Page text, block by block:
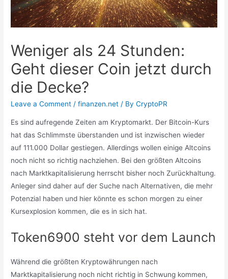
Weniger als 24 Stunden:
Geht dieser Coin jetzt durch
die Decke?
Leave a Comment /finanzen.net / ByCryptoPR
Es sind aufregende Zeiten am Kryptomarkt. Der Bitcoin-Kurs
hat das Schlimmste überstanden und ist inzwischen wieder
auf 111.000 Dollar gestiegen. Allerdings wollen einige Altcoins
noch nicht so richtig nachziehen. Bei den größten Altcoins
nach Marktkapitalisierung herrscht bisher noch Zurückhaltung.
Anleger sind daher auf der Suche nach Alternativen, die mehr
Potenzial haben und hier könnte es schon morgen zu einer
Kursexplosion kommen, die es in sich hat.
Token6900 steht vor dem Launch
Während die größten Kryptowährungen nach
Marktkapitalisierung noch nicht richtig in Schwung kommen,